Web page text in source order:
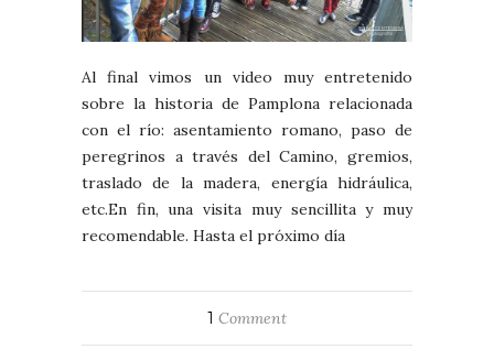
Al final vimos un video muy entretenido
sobre la historia de Pamplona relacionada
con el río: asentamiento romano, paso de
peregrinos a través del Camino, gremios,
traslado de la madera, energía hidráulica,
etc.En fin, una visita muy sencillita y muy
recomendable. Hasta el próximo día
1 Comment